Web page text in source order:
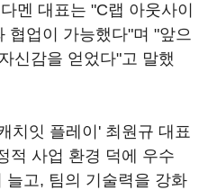
멘 대표는 "C랩 아웃사이
협업이 가능했다"며 "앞으
신감을 얻었다"고 말했
치잇 플레이' 최원규 대표
적 사업 환경 덕에 우수
늘고, 팀의 기술력을 강화